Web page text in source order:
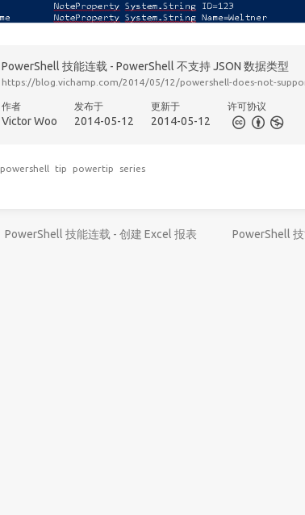
PowerShell 技能连载 - PowerShell 不支持 JSON 数据类型
https://blog.vichamp.com/2014/05/12/powershell-does-not-
作者
Victor Woo
发布于
2014-05-12
更新于
2014-05-12
许可协议
powershell tip powertip series
PowerShell 技能连载 - 创建 Excel 报表 PowerShell